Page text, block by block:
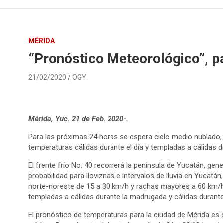
MÉRIDA
“Pronóstico Meteorológico”,
21/02/2020 OGY
Mérida, Yuc. 21 de Feb. 2020-.
Para las próximas 24 horas se espera cielo medio
temperaturas cálidas durante el día y templadas a cálidas
El frente frío No. 40 recorrerá la península de Yucatán,
probabilidad para lloviznas e intervalos de lluvia en
norte-noreste de 15 a 30 km/h y rachas mayores a 60
templadas a cálidas durante la madrugada y cálidas
El pronóstico de temperaturas para la ciudad de Mérida es